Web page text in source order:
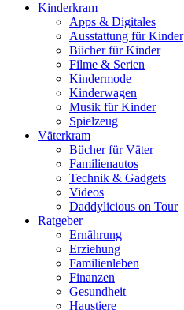
Kinderkram
Apps & Digitales
Ausstattung für Kinder
Bücher für Kinder
Filme & Serien
Kindermode
Kinderwagen
Musik für Kinder
Spielzeug
Väterkram
Bücher für Väter
Familienautos
Technik & Gadgets
Videos
Daddylicious on Tour
Ratgeber
Ernährung
Erziehung
Familienleben
Finanzen
Gesundheit
Haustiere